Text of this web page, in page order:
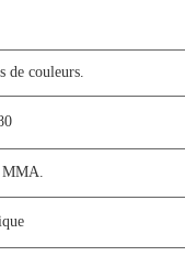
de couleurs.
MMA.